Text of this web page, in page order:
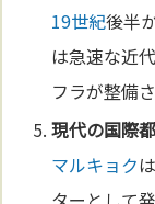
19世紀後半
は急速な近
フラが整備さ
現代の国際
マルキョク